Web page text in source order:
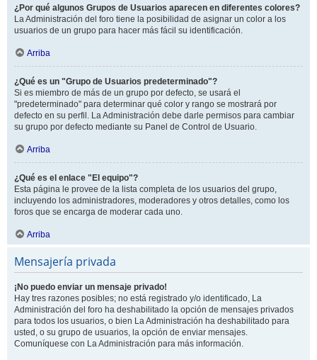
¿Por qué algunos Grupos de Usuarios aparecen en diferentes colores?
La Administración del foro tiene la posibilidad de asignar un color a los
usuarios de un grupo para hacer más fácil su identificación.
Arriba
¿Qué es un "Grupo de Usuarios predeterminado"?
Si es miembro de más de un grupo por defecto, se usará el
"predeterminado" para determinar qué color y rango se mostrará por
defecto en su perfil. La Administración debe darle permisos para cambiar
su grupo por defecto mediante su Panel de Control de Usuario.
Arriba
¿Qué es el enlace "El equipo"?
Esta página le provee de la lista completa de los usuarios del grupo,
incluyendo los administradores, moderadores y otros detalles, como los
foros que se encarga de moderar cada uno.
Arriba
Mensajería privada
¡No puedo enviar un mensaje privado!
Hay tres razones posibles; no está registrado y/o identificado, La
Administración del foro ha deshabilitado la opción de mensajes privados
para todos los usuarios, o bien La Administración ha deshabilitado para
usted, o su grupo de usuarios, la opción de enviar mensajes.
Comuníquese con La Administración para más información.